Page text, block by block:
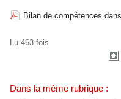
Bilan de compétences
Lu 463 fois
Dans la même rubrique :